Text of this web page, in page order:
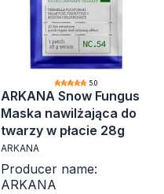
5.0
ARKANA Snow Fungus
Maska nawilżająca do
twarzy w płacie 28g
ARKANA
Producer name:
ARKANA